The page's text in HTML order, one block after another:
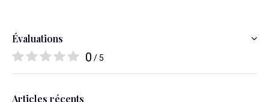
Évaluations
0 / 5
Articles récents